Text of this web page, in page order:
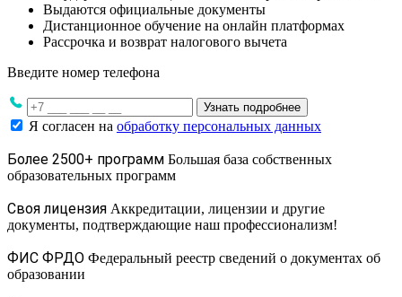
Выдаются официальные документы
Дистанционное обучение на онлайн платформах
Рассрочка и возврат налогового вычета
Введите номер телефона
Узнать подробнее
Я согласен на обработку персональных данных
Более 2500+ программ Большая база собственных
образовательных программ
Своя лицензия Аккредитации, лицензии и другие
документы, подтверждающие наш профессионализм!
ФИС ФРДО Федеральный реестр сведений о документах об
образовании